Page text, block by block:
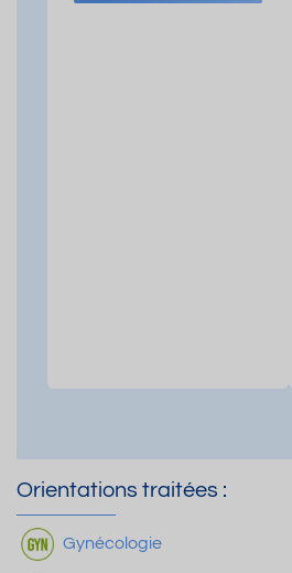
Orientations traitées :
Gynécologie